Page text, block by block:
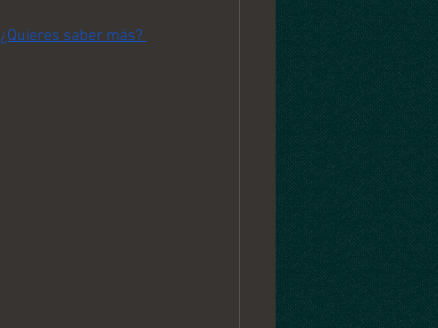
¿Quieres saber más?